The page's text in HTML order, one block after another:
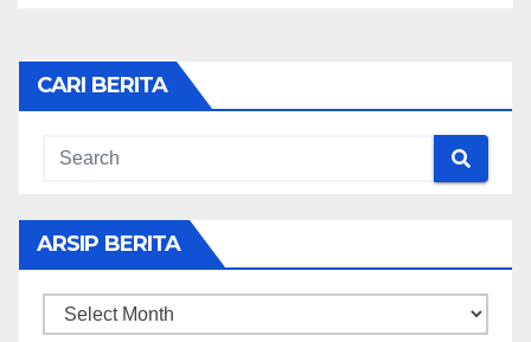
CARI BERITA
ARSIP BERITA
ARSIP